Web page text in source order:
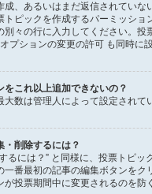
成、あるいはまだ返信されてい
トピックを作成するパーミッシ
別々の行に入力してください。
プションの変更の許可 も同時に
をこれ以上追加できないの？
大数は管理人によって設定されて
・削除するには？
るには？” と同様に、投票トピ
一番最初の記事の編集ボタンを
投票期間中に変更されるのを防